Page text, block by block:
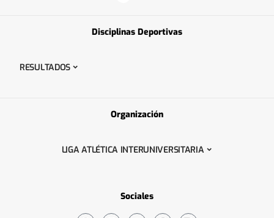
Disciplinas Deportivas
RESULTADOS
Organización
LIGA ATLÉTICA INTERUNIVERSITARIA
Sociales